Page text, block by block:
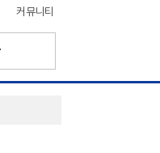
커뮤니티